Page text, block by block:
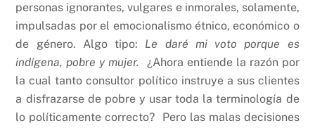
personas ignorantes, vulgares e inmorales, solamente,
impulsadas por el emocionalismo étnico, económico o
de género. Algo tipo: Le daré mi voto porque es
indígena, pobre y mujer. ¿Ahora entiende la razón por
la cual tanto consultor político instruye a sus clientes
a disfrazarse de pobre y usar toda la terminología de
lo políticamente correcto? Pero las malas decisiones